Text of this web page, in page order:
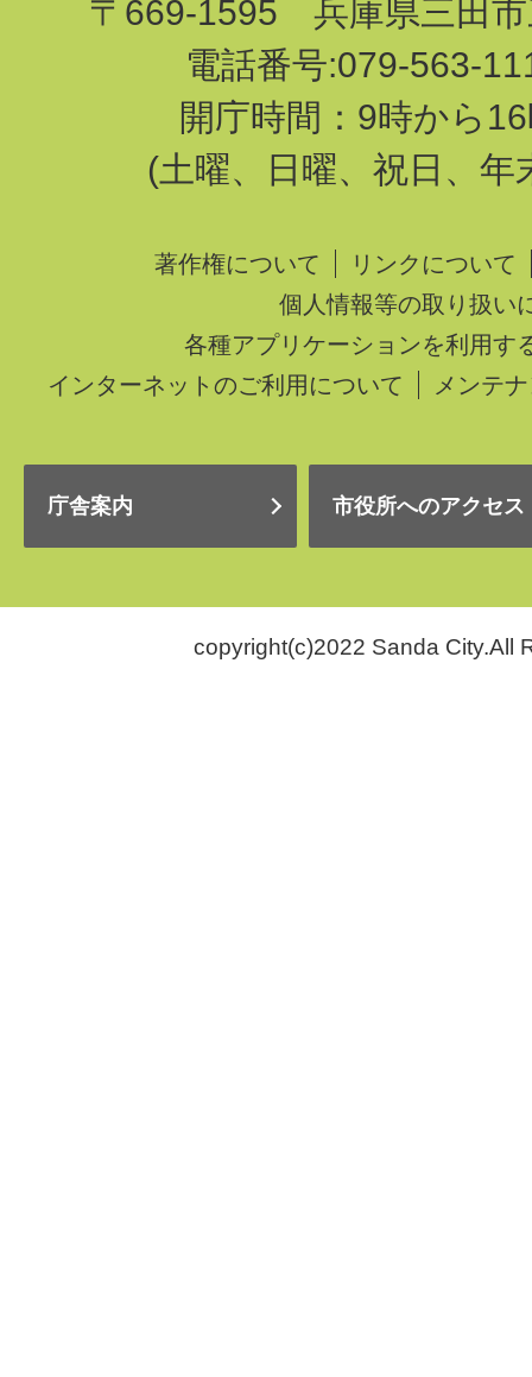
〒669-1595 兵庫県三田市
電話番号:079-563-
開庁時間：9時から
(土曜、日曜、祝日、年
著作権について
リンクについて
個人情報等の取り扱い
各種アプリケーションを利用す
インターネットのご利用について
メンテ
庁舎案内 市役所へのアクセス
copyright(c)2022 Sanda City.All